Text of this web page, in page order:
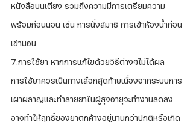
หนังสือบนเตียง รวมถึงความมีการเตรียมความ
พร้อมก่อนนอน เช่น การนั่งสมาธิ การเข้าห้องน้ำก่อน
เข้านอน
7.การใช้ยา หากการแก้ไขด้วยวิธีต่างๆไม่ได้ผล
การใช้ยาควรเป็นทางเลือกสุดท้ายเนื่องจากระบบการ
เผาผลาญและทำลายยาในผู้สุงอายุจะทำงานลดลง
อาจทำให้ฤทธิ์ของยาตกค้างอยู่นานกว่าปกติหรือเกิด